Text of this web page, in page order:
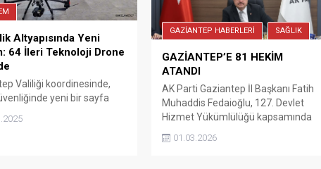
Zekâ)” konulu seminer verildi.
Seminerde Prof. Dr....
Altyapısında Yeni
64 İleri Teknoloji Drone
Valiliği koordinesinde,
yeni bir sayfa
GAZİANTEP HABERLERİ SAĞLIK
GAZİANTEP’E 81 HEKİM
ATANDI
AK Parti Gaziantep İl Başkanı Fatih
Muhaddis Fedaioğlu, 127. Devlet
Hizmet Yükümlülüğü kapsamında
açıkladı. AK Parti Gaziantep İl
01.03.2026